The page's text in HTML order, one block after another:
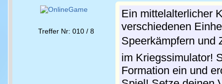
Treffer Nr: 010 / 8
Ein mittelalterlicher
verschiedenen
Speerkämpfern und
im Kriegssimulator!
Formation ein und